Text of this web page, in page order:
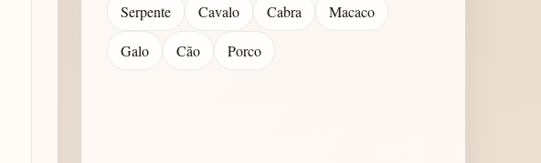
Serpente Cavalo Cabra Macaco
Galo Cão Porco